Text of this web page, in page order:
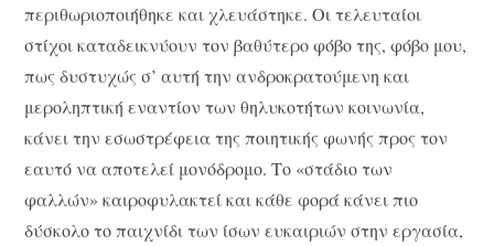
περιθωριοποιήθηκε και χλευάστηκε. Οι τελευταίοι
στίχοι καταδεικνύουν τον βαθύτερο φόβο της, φόβο μου,
πως δυστυχώς σ’ αυτή την ανδροκρατούμενη και
μεροληπτική εναντίον των θηλυκοτήτων κοινωνία,
κάνει την εσωστρέφεια της ποιητικής φωνής προς τον
εαυτό να αποτελεί μονόδρομο. Το «στάδιο των
φαλλών» καιροφυλακτεί και κάθε φορά κάνει πιο
δύσκολο το παιχνίδι των ίσων ευκαιριών στην εργασία,